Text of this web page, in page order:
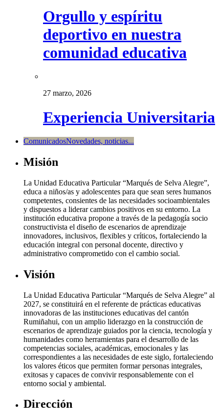
Orgullo y espíritu
deportivo en nuestra
comunidad educativa
27 marzo, 2026
Experiencia Universitaria
ComunicadosNovedades, noticias...
Misión
La Unidad Educativa Particular “Marqués de Selva Alegre”,
educa a niños/as y adolescentes para que sean seres humanos
competentes, consientes de las necesidades socioambientales
y dispuestos a liderar cambios positivos en su entorno. La
institución educativa propone a través de la pedagogía socio
constructivista el diseño de escenarios de aprendizaje
innovadores, inclusivos, flexibles y críticos, fortaleciendo la
educación integral con personal docente, directivo y
administrativo comprometido con el cambio social.
Visión
La Unidad Educativa Particular “Marqués de Selva Alegre” al
2027, se constituirá en el referente de prácticas educativas
innovadoras de las instituciones educativas del cantón
Rumiñahui, con un amplio liderazgo en la construcción de
escenarios de aprendizaje guiados por la ciencia, tecnología y
humanidades como herramientas para el desarrollo de las
competencias sociales, académicas, emocionales y las
correspondientes a las necesidades de este siglo, fortaleciendo
los valores éticos que permiten formar personas integrales,
exitosas y capaces de convivir responsablemente con el
entorno social y ambiental.
Dirección